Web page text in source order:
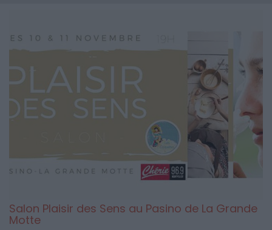
Salon Plaisir des Sens au Pasino de La Grande
Motte